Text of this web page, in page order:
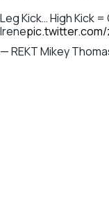
Leg Kick… High Kick
Irenepic.twitter.com/
— REKT Mikey